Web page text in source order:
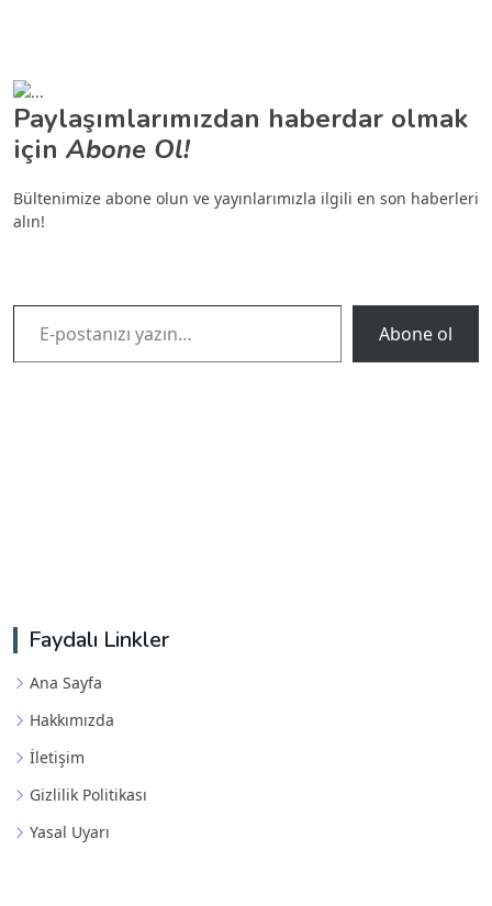
Paylaşımlarımızdan haberdar olmak
için Abone Ol!
Bültenimize abone olun ve yayınlarımızla ilgili en son haberleri
alın!
E-postanızı yazın…
Abone ol
Faydalı Linkler
Ana Sayfa
Hakkımızda
İletişim
Gizlilik Politikası
Yasal Uyarı